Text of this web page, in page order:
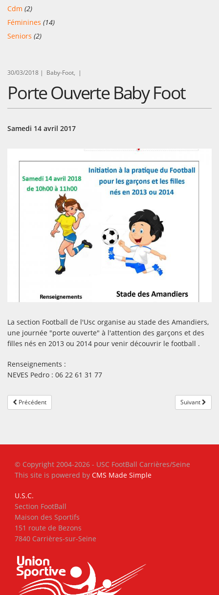
Cdm (2)
Féminines (14)
Seniors (2)
30/03/2018 | Baby-Foot, |
Porte Ouverte Baby Foot
Samedi 14 avril 2017
La section Football de l'Usc organise au stade des Amandiers,
une journée "porte ouverte" à l'attention des garçons et des
filles nés en 2013 ou 2014 pour venir découvrir le football .
Renseignements :
NEVES Pedro : 06 22 61 31 77
Précédent Suivant
© Copyright 2004-2026 - USC FootBall Carrières/Seine
This site is powered by CMS Made Simple
U.S.C.
Section FootBall
Maison des Sportifs
151 route de Bezons
7840 Carrières-sur-Seine